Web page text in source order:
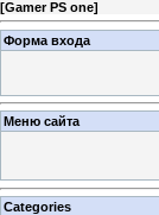
[Gamer PS one]
Форма входа
Меню сайта
Categories